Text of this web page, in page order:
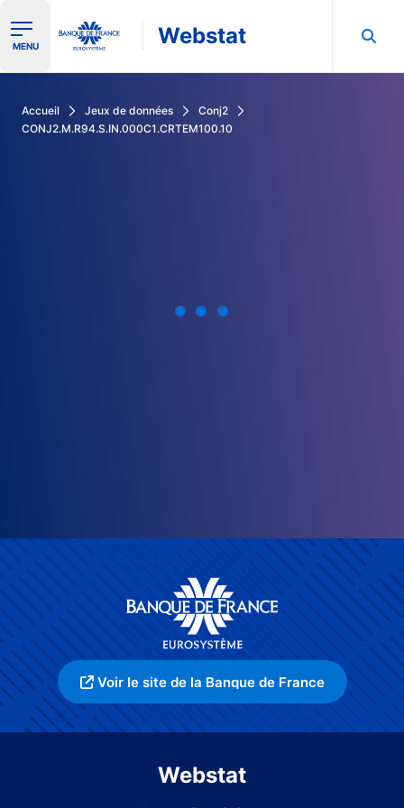
Ouvrir le menu de navigation
MENU Webstat
Accueil Jeux de données
Conj2
CONJ2.M.R94.S.IN.000C1.CRTEM100.10
Voir le site de la Banque de France
Webstat